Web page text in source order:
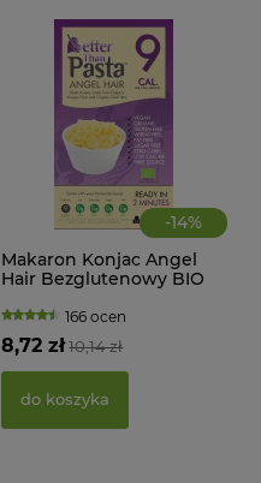
-14%
Makaron Konjac Angel
Hair Bezglutenowy BIO
166 ocen
10,14 zł
8,72 zł
do koszyka